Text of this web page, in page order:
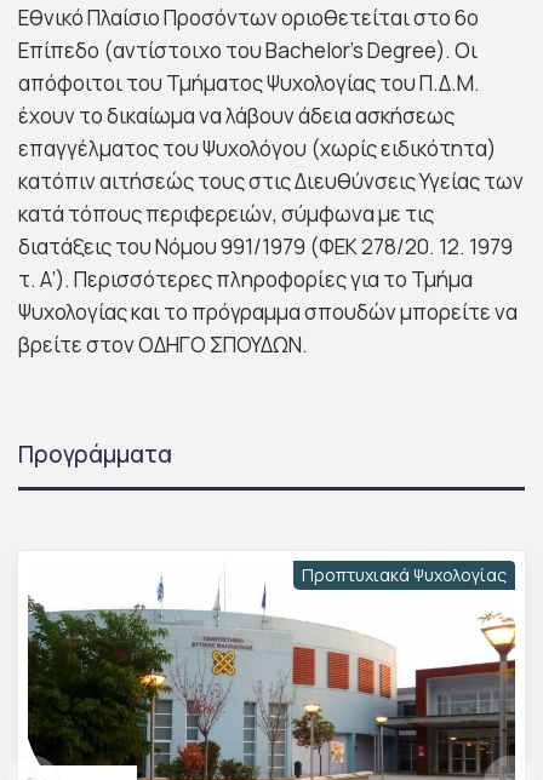
Εθνικό Πλαίσιο Προσόντων οριοθετείται στο 6ο
Επίπεδο (αντίστοιχο του Bachelor’s Degree). Οι
απόφοιτοι του Τμήματος Ψυχολογίας του Π.Δ.Μ.
έχουν το δικαίωμα να λάβουν άδεια ασκήσεως
επαγγέλματος του Ψυχολόγου (χωρίς ειδικότητα)
κατόπιν αιτήσεώς τους στις Διευθύνσεις Υγείας των
κατά τόπους περιφερειών, σύμφωνα με τις
διατάξεις του Νόμου 991/1979 (ΦΕΚ 278/20. 12. 1979
τ. Α’). Περισσότερες πληροφορίες για το Τμήμα
Ψυχολογίας και το πρόγραμμα σπουδών μπορείτε να
βρείτε στον ΟΔΗΓΟ ΣΠΟΥΔΩΝ.
Προγράμματα
Προπτυχιακά Ψυχολογίας